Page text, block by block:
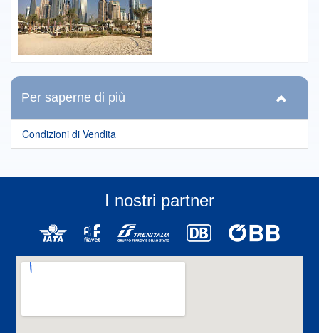
Per saperne di più
Condizioni di Vendita
I nostri partner